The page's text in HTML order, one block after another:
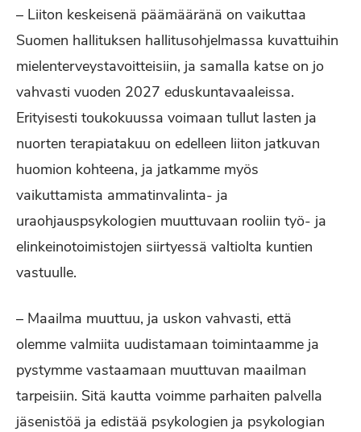
– Liiton keskeisenä päämääränä on vaikuttaa
Suomen hallituksen hallitusohjelmassa kuvattuihin
mielenterveystavoitteisiin, ja samalla katse on jo
vahvasti vuoden 2027 eduskuntavaaleissa.
Erityisesti toukokuussa voimaan tullut lasten ja
nuorten terapiatakuu on edelleen liiton jatkuvan
huomion kohteena, ja jatkamme myös
vaikuttamista ammatinvalinta- ja
uraohjauspsykologien muuttuvaan rooliin työ- ja
elinkeinotoimistojen siirtyessä valtiolta kuntien
vastuulle.
– Maailma muuttuu, ja uskon vahvasti, että
olemme valmiita uudistamaan toimintaamme ja
pystymme vastaamaan muuttuvan maailman
tarpeisiin. Sitä kautta voimme parhaiten palvella
jäsenistöä ja edistää psykologien ja psykologian